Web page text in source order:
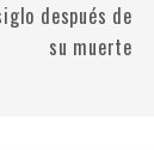
después de
su muerte